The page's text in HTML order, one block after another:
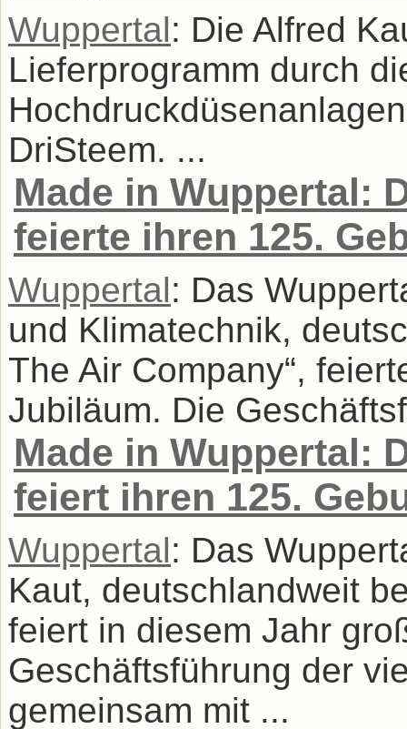
Wuppertal: Die Alfred
Lieferprogramm durch
DriSteem. ...
Made in Wuppertal:
feierte ihren 125.
Wuppertal: Das
und Klimatechnik,
The Air Company“,
Jubiläum. Die
Made in Wuppertal:
feiert ihren 125.
Wuppertal: Das
Kaut, deutschlandweit
feiert in diesem Jahr
Geschäftsführung der
gemeinsam mit ...